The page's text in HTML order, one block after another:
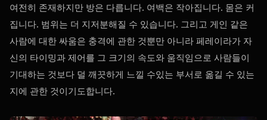
여전히 존재하지만 방은 다릅니다. 여백은 작아집니다. 몸은 커
집니다. 범위는 더 지저분해질 수 있습니다. 그리고 게인 같은
사람에 대한 싸움은 충격에 관한 것뿐만 아니라 페레이라가 자
신의 타이밍과 제어를 그 크기의 속도와 움직임으로 사람들이
기대하는 것보다 덜 깨끗하게 느낄 수있는 부서로 옮길 수 있는
지에 관한 것이기도합니다.